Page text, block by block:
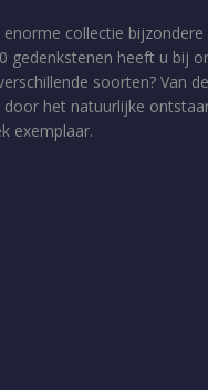
collectie bijzondere
gedenkstenen heeft u bij
soorten? Van
het natuurlijke
exemplaar.